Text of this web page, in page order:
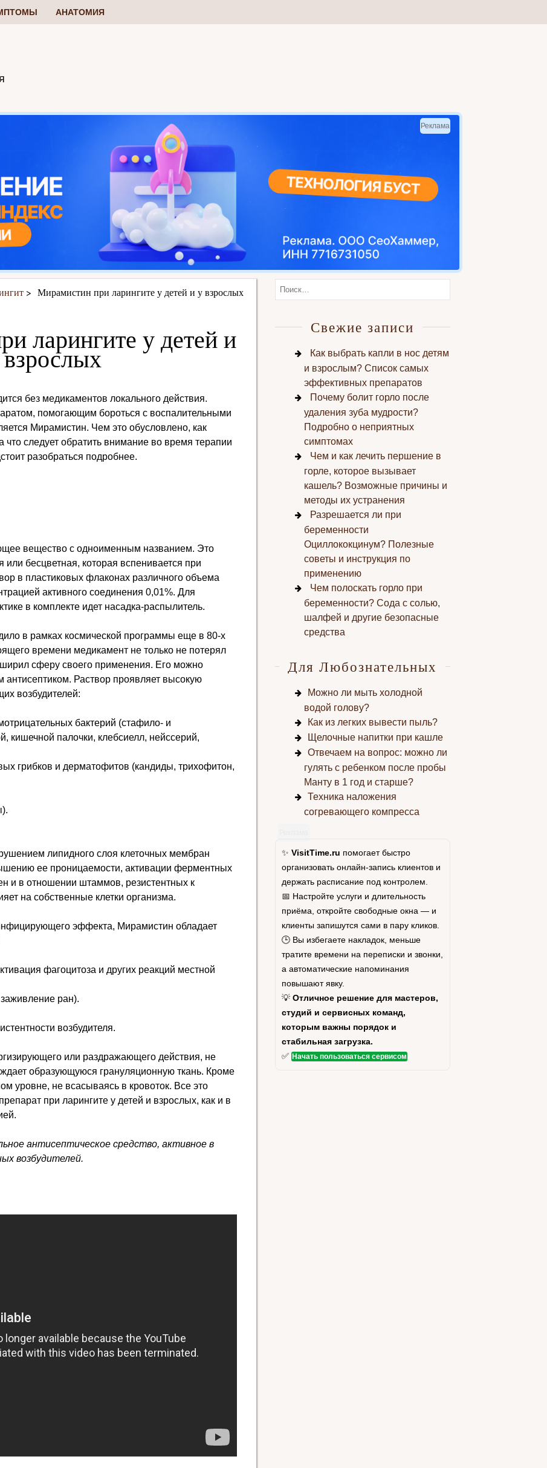
АНАТОМИЯ
Реклама
Мирамистин при ларингите у детей и у взрослых
ларингите у детей и
без медикаментов локального действия.
помогающим бороться с воспалительными
Мирамистин. Чем это обусловлено, как
что следует обратить внимание во время терапии
разобраться подробнее.
вещество с одноименным названием. Это
или бесцветная, которая вспенивается при
в пластиковых флаконах различного объема
активного соединения 0,01%. Для
в комплекте идет насадка-распылитель.
в рамках космической программы еще в 80-х
времени медикамент не только не потерял
сферу своего применения. Его можно
антисептиком. Раствор проявляет высокую
возбудителей:
бактерий (стафило- и
кишечной палочки, клебсиелл, нейссерий,
грибков и дерматофитов (кандиды, трихофитон,
липидного слоя клеточных мембран
ее проницаемости, активации ферментных
и в отношении штаммов, резистентных к
на собственные клетки организма.
эффекта, Мирамистин обладает
фагоцитоза и других реакций местной
ран).
возбудителя.
или раздражающего действия, не
образующуюся грануляционную ткань. Кроме
уровне, не всасываясь в кровоток. Все это
при ларингите у детей и взрослых, как и в
антисептическое средство, активное в
возбудителей.
Свежие записи
Как выбрать капли в нос детям
и взрослым? Список самых
эффективных препаратов
Почему болит горло после
удаления зуба мудрости?
Подробно о неприятных
симптомах
Чем и как лечить першение в
горле, которое вызывает
кашель? Возможные причины и
методы их устранения
Разрешается ли при
беременности
Оциллококцинум? Полезные
советы и инструкция по
применению
Чем полоскать горло при
беременности? Сода с солью,
шалфей и другие безопасные
средства
Для Любознательных
Можно ли мыть холодной
водой голову?
Как из легких вывести пыль?
Щелочные напитки при кашле
Отвечаем на вопрос: можно ли
гулять с ребенком после пробы
Манту в 1 год и старше?
Техника наложения
согревающего компресса
✨ VisitTime.ru помогает быстро
организовать онлайн-запись клиентов и
держать расписание под контролем.
📅 Настройте услуги и длительность
приёма, откройте свободные окна — и
клиенты запишутся сами в пару кликов.
🕒 Вы избегаете накладок, меньше
тратите времени на переписки и звонки,
а автоматические напоминания
повышают явку.
💡 Отличное решение для мастеров,
студий и сервисных команд,
которым важны порядок и
стабильная загрузка.
✅ Начать пользоваться сервисом